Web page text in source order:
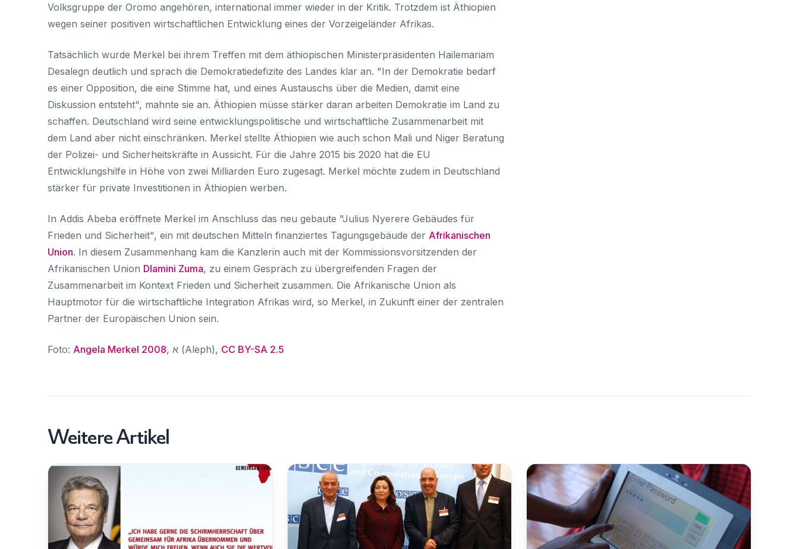
Volksgruppe der Oromo angehören, international immer wieder in der Kritik. Trotzdem ist Äthiopien
wegen seiner positiven wirtschaftlichen Entwicklung eines der Vorzeigeländer Afrikas.
Tatsächlich wurde Merkel bei ihrem Treffen mit dem äthiopischen Ministerpräsidenten Hailemariam
Desalegn deutlich und sprach die Demokratiedefizite des Landes klar an. "In der Demokratie bedarf
es einer Opposition, die eine Stimme hat, und eines Austauschs über die Medien, damit eine
Diskussion entsteht", mahnte sie an. Äthiopien müsse stärker daran arbeiten Demokratie im Land zu
schaffen. Deutschland wird seine entwicklungspolitische und wirtschaftliche Zusammenarbeit mit
dem Land aber nicht einschränken. Merkel stellte Äthiopien wie auch schon Mali und Niger Beratung
der Polizei- und Sicherheitskräfte in Aussicht. Für die Jahre 2015 bis 2020 hat die EU
Entwicklungshilfe in Höhe von zwei Milliarden Euro zugesagt. Merkel möchte zudem in Deutschland
stärker für private Investitionen in Äthiopien werben.
In Addis Abeba eröffnete Merkel im Anschluss das neu gebaute "Julius Nyerere Gebäudes für
Frieden und Sicherheit", ein mit deutschen Mitteln finanziertes Tagungsgebäude der Afrikanischen
Union. In diesem Zusammenhang kam die Kanzlerin auch mit der Kommissionsvorsitzenden der
Afrikanischen Union Dlamini Zuma, zu einem Gespräch zu übergreifenden Fragen der
Zusammenarbeit im Kontext Frieden und Sicherheit zusammen. Die Afrikanische Union als
Hauptmotor für die wirtschaftliche Integration Afrikas wird, so Merkel, in Zukunft einer der zentralen
Partner der Europäischen Union sein.
Foto: Angela Merkel 2008, א (Aleph), CC BY-SA 2.5
Weitere Artikel